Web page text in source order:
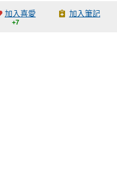
加入喜愛
+7
加入筆記